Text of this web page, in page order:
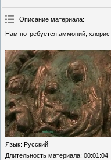
Описание материала:
Нам потребуется:аммоний,
Язык: Русский
Длительность материала: 00:01:04